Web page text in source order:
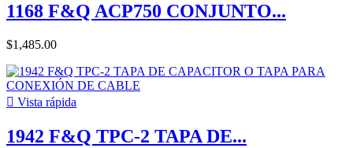
1168 F&Q ACP750 CONJUNTO...
$1,485.00
 Vista rápida
1942 F&Q TPC-2 TAPA DE...